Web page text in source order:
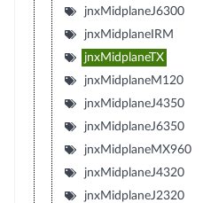
jnxMidplaneJ6300
jnxMidplaneIRM
jnxMidplaneTX
jnxMidplaneM120
jnxMidplaneJ4350
jnxMidplaneJ6350
jnxMidplaneMX960
jnxMidplaneJ4320
jnxMidplaneJ2320